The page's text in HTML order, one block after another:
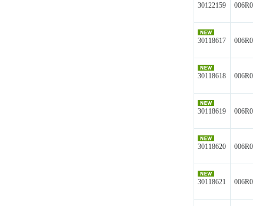
30122159
30118617
30118618
30118619
30118620
30118621